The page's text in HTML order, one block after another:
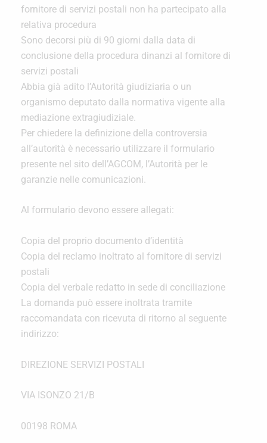
fornitore di servizi postali non ha partecipato alla
relativa procedura
Sono decorsi più di 90 giorni dalla data di
conclusione della procedura dinanzi al fornitore di
servizi postali
Abbia già adito l’Autorità giudiziaria o un
organismo deputato dalla normativa vigente alla
mediazione extragiudiziale.
Per chiedere la definizione della controversia
all’autorità è necessario utilizzare il formulario
presente nel sito dell’AGCOM, l’Autorità per le
garanzie nelle comunicazioni.
Al formulario devono essere allegati:
Copia del proprio documento d’identità
Copia del reclamo inoltrato al fornitore di servizi
postali
Copia del verbale redatto in sede di conciliazione
La domanda può essere inoltrata tramite
raccomandata con ricevuta di ritorno al seguente
indirizzo:
DIREZIONE SERVIZI POSTALI
VIA ISONZO 21/B
00198 ROMA